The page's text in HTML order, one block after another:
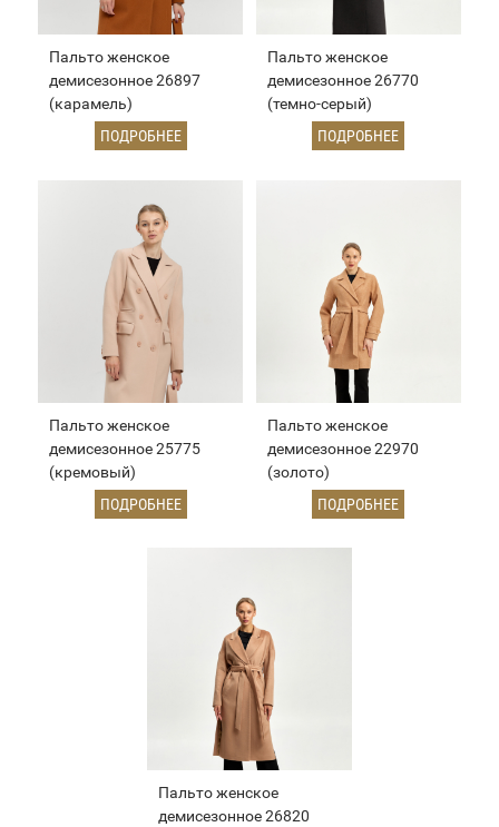
Пальто женское
демисезонное 26897
(карамель)
ПОДРОБНЕЕ
Пальто женское
демисезонное 26770
(темно-серый)
ПОДРОБНЕЕ
Пальто женское
демисезонное 25775
(кремовый)
ПОДРОБНЕЕ
Пальто женское
демисезонное 22970
(золото)
ПОДРОБНЕЕ
Пальто женское
демисезонное 26820